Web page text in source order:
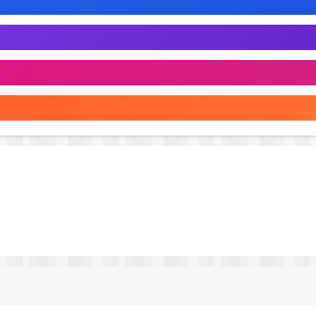
feels quickly overwhelmed by clutter. Ideal for those